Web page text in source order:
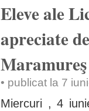
Eleve ale
apreciate
Maramureş
• publicat la 7
Miercuri , 4